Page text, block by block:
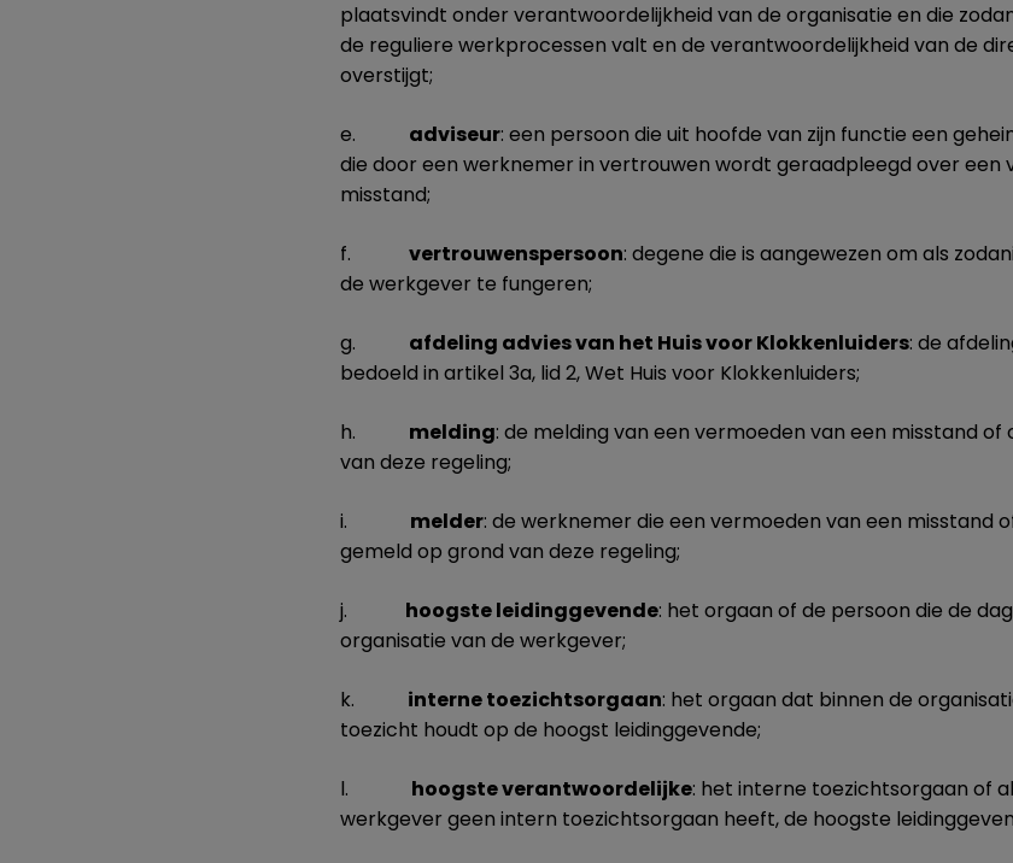
plaatsvindt onder verantwoordelijkheid van de organisatie en die
de reguliere werkprocessen valt en de verantwoordelijkheid van de
overstijgt;
e. adviseur: een persoon die uit hoofde van zijn functie een
die door een werknemer in vertrouwen wordt geraadpleegd over een
misstand;
f.vertrouwenspersoon: degene die is aangewezen om als
de werkgever te fungeren;
g. afdeling advies van het Huis voor Klokkenluiders: de
bedoeld in artikel 3a, lid 2, Wet Huis voor Klokkenluiders;
h. melding: de melding van een vermoeden van een misstand
van deze regeling;
i. melder: de werknemer die een vermoeden van een misstand
gemeld op grond van deze regeling;
j. hoogste leidinggevende: het orgaan of de persoon die de
organisatie van de werkgever;
k. interne toezichtsorgaan: het orgaan dat binnen de
toezicht houdt op de hoogst leidinggevende;
l. hoogste verantwoordelijke: het interne toezichtsorgaan of
werkgever geen intern toezichtsorgaan heeft, de hoogste